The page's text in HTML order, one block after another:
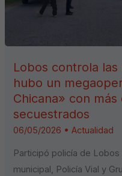
Lobos controla
hubo un
Chicana» con
secuestrados
06/05/2026 •Actualidad
Participó policía de
municipal, Policía Vial y